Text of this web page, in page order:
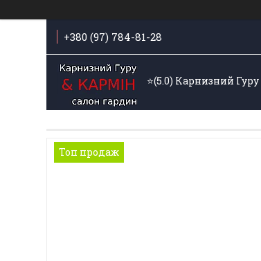
+380 (97) 784-81-28
⭐️(5.0) Карнизний Гуру
Топ продаж